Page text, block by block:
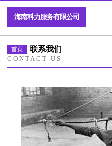
海南科力服务有限公司
首页 联系我们
CONTACT US